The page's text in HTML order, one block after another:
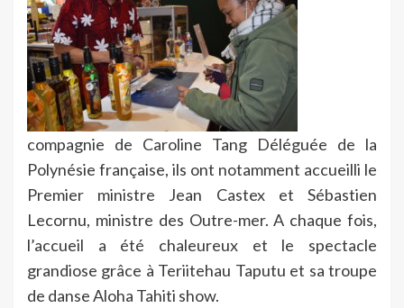
compagnie de Caroline Tang Déléguée de la
Polynésie française, ils ont notamment accueilli le
Premier ministre Jean Castex et Sébastien
Lecornu, ministre des Outre-mer. A chaque fois,
l’accueil a été chaleureux et le spectacle
grandiose grâce à Teriitehau Taputu et sa troupe
de danse Aloha Tahiti show.